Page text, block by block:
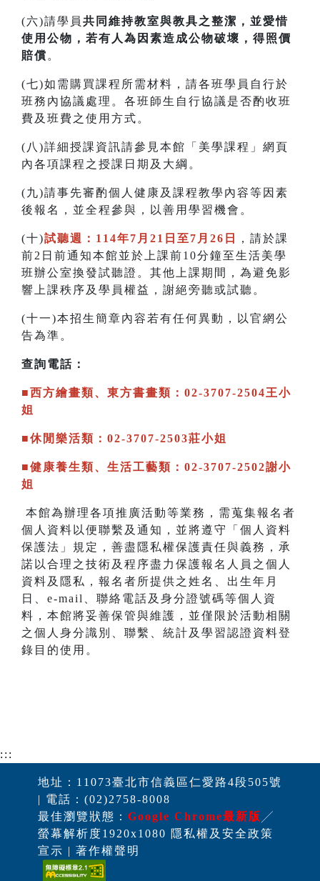
(六)請學員 共同維持教室與教具之整潔，並愛惜
使用公物，若有人為因素造成公物破壞，得照價
賠償 。
(七)如需購買課程所需材料，請各班學員自行於
班務內協議處理。各班師生自行協議是否酌收班
費及班費之使用方式。
(八)詳細授課資訊請參見本館「美學課程」網頁
內各項課程之授課日期及大綱。
(九)請事先審酌個人健康及課程教學內容等因素
後報名，並全程參與，以善用學習機會。
(十)試聽週：114年7月21日至7月26日
，請於課
前2日前通知本館並於上課前10分鐘至生活美學
班辦公室換發試聽證。其他上課期間，為避免影
響上課秩序及學員權益，謝絕旁聽或試聽。
(十一)本招生簡章內容若有任何異動，以官網公
告為準。
查詢電話：
■西方繪畫類、東方書畫類：02-3707-2504王小
姐
■休閒樂活類：02-3707-2503莊小姐
■健康養生類、生活工藝類：02-3707-2502謝小
姐
本館為辦理各項推廣活動等業務，需蒐集報名者
個人資料以便聯繫及通知，並將遵守「個人資料
保護法」規定，善盡隱私權保護責任與義務，承
諾以合理之技術及程序盡力保護報名人員之個人
資料及隱私，報名者所提供之姓名、出生年月
日、e-mail、聯絡電話及身分證號碼等個人資
料，本館將妥善保管與維護，並僅限於活動相關
之個人身分識別、聯繫、統計及學習認證資料登
錄目的使用。
:::
地址：11073臺北市信義區仁愛路4段505號
| 電話：(02)2758-8008
最佳瀏覽狀態： Google Chrome最新版 ╱
螢幕解析度1920x1080 隱私權及安全政策
宣示 | 著作權聲明